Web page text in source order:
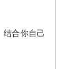
结合你自己